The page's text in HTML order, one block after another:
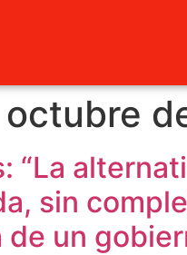
“La
sin
un